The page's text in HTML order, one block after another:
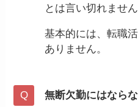
とは言い切れません
基本的には、転職
ありません。
無断欠勤にはなら